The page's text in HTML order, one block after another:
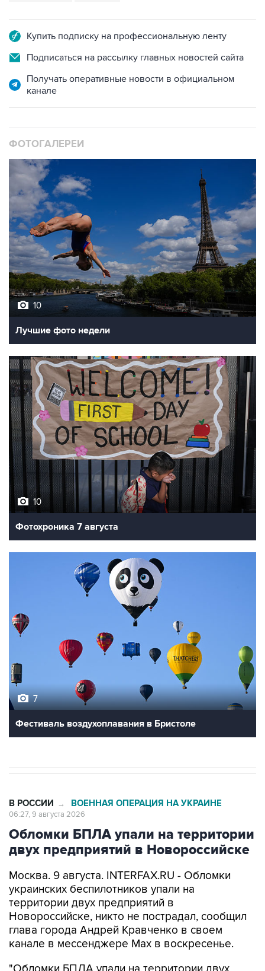
Купить подписку на профессиональную ленту
Подписаться на рассылку главных новостей сайта
Получать оперативные новости в официальном
канале
ФОТОГАЛЕРЕИ
10
Лучшие фото недели
10
Фотохроника 7 августа
7
Фестиваль воздухоплавания в Бристоле
В РОССИИ → ВОЕННАЯ ОПЕРАЦИЯ НА УКРАИНЕ
06:27, 9 августа 2026
Обломки БПЛА упали на территории
двух предприятий в Новороссийске
Москва. 9 августа. INTERFAX.RU - Обломки
украинских беспилотников упали на
территории двух предприятий в
Новороссийске, никто не пострадал, сообщил
глава города Андрей Кравченко в своем
канале в мессенджере Max в воскресенье.